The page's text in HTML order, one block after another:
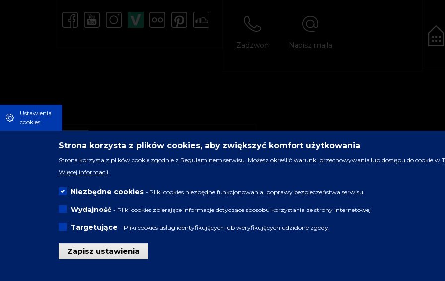
Zadzwoń Napisz maila
Ustawienia
cookies
Strona korzysta z plików cookies, aby zwiększyć komfort użytkowania
Strona korzysta z plików cookie zgodnie z Regulaminem serwisu. Możesz określić warunki przechowywania lub dostępu do cookie w
Więcej informacji
Niezbędne cookies - Pliki cookies niezbędne funkcjonowania, poprawy bezpieczeństwa serwisu.
Wydajność - Pliki cookies zbierające informacje dotyczące sposobu korzystania ze strony internetowej.
Targetujące - Pliki cookies usług identyfikujących lub weryfikujących udzielone zgody.
Zapisz ustawienia